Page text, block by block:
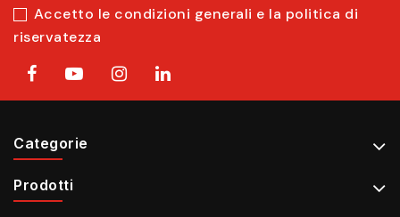
Accetto le condizioni generali e la politica di
riservatezza
Categorie
Prodotti